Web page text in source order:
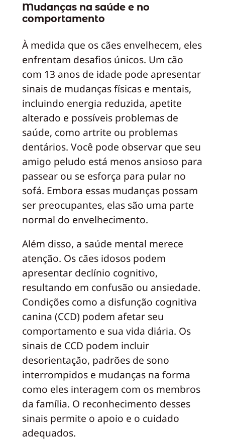
Mudanças na saúde e no
comportamento
À medida que os cães envelhecem, eles
enfrentam desafios únicos. Um cão
com 13 anos de idade pode apresentar
sinais de mudanças físicas e mentais,
incluindo energia reduzida, apetite
alterado e possíveis problemas de
saúde, como artrite ou problemas
dentários. Você pode observar que seu
amigo peludo está menos ansioso para
passear ou se esforça para pular no
sofá. Embora essas mudanças possam
ser preocupantes, elas são uma parte
normal do envelhecimento.
Além disso, a saúde mental merece
atenção. Os cães idosos podem
apresentar declínio cognitivo,
resultando em confusão ou ansiedade.
Condições como a disfunção cognitiva
canina (CCD) podem afetar seu
comportamento e sua vida diária. Os
sinais de CCD podem incluir
desorientação, padrões de sono
interrompidos e mudanças na forma
como eles interagem com os membros
da família. O reconhecimento desses
sinais permite o apoio e o cuidado
adequados.